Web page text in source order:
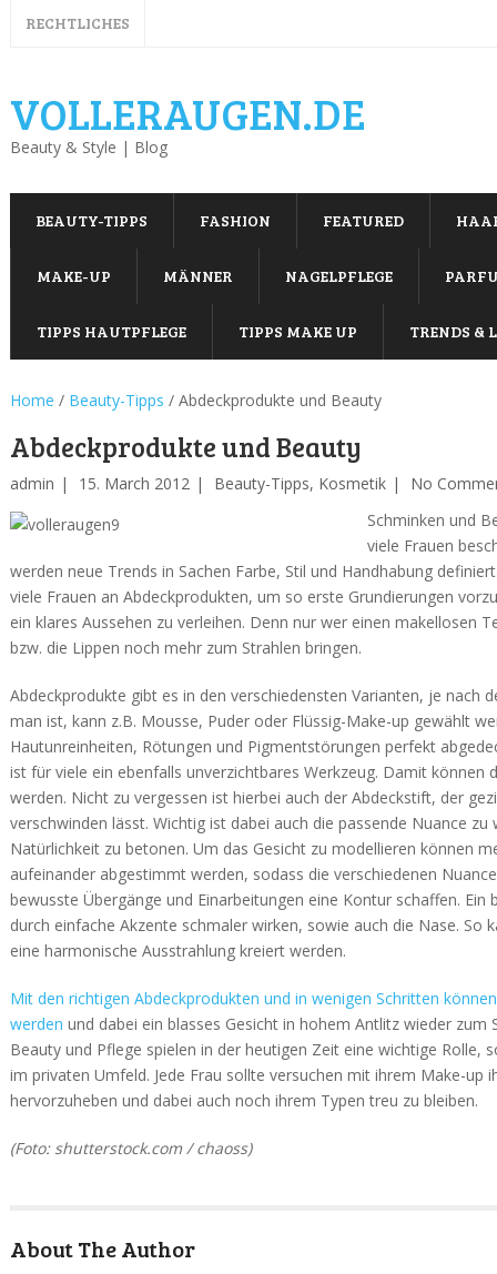
RECHTLICHES
VOLLERAUGEN.DE
Beauty & Style | Blog
BEAUTY-TIPPS FASHION FEATURED
MAKE-UP MÄNNER NAGELPFLEGE
TIPPS HAUTPFLEGE TIPPS MAKE UP TRENDS &
Home / Beauty-Tipps / Abdeckprodukte und Beauty
Abdeckprodukte und Beauty
admin 15. March 2012 Beauty-Tipps, Kosmetik
No
Schminken und
viele Frauen
werden neue Trends in Sachen Farbe, Stil und Handhabung
viele Frauen an Abdeckprodukten, um so erste Grundierungen
ein klares Aussehen zu verleihen. Denn nur wer einen makellosen
bzw. die Lippen noch mehr zum Strahlen bringen.
Abdeckprodukte gibt es in den verschiedensten Varianten, je nach
man ist, kann z.B. Mousse, Puder oder Flüssig-Make-up gewählt
Hautunreinheiten, Rötungen und Pigmentstörungen perfekt
ist für viele ein ebenfalls unverzichtbares Werkzeug. Damit können
werden. Nicht zu vergessen ist hierbei auch der Abdeckstift, der
verschwinden lässt. Wichtig ist dabei auch die passende Nuance zu
Natürlichkeit zu betonen. Um das Gesicht zu modellieren können
aufeinander abgestimmt werden, sodass die verschiedenen
bewusste Übergänge und Einarbeitungen eine Kontur schaffen. Ein
durch einfache Akzente schmaler wirken, sowie auch die Nase. So
eine harmonische Ausstrahlung kreiert werden.
Mit den richtigen Abdeckprodukten und in wenigen Schritten
werden und dabei ein blasses Gesicht in hohem Antlitz wieder zum
Beauty und Pflege spielen in der heutigen Zeit eine wichtige Rolle,
im privaten Umfeld. Jede Frau sollte versuchen mit ihrem Make-up
hervorzuheben und dabei auch noch ihrem Typen treu zu bleiben.
(Foto: shutterstock.com / chaoss)
About The Author